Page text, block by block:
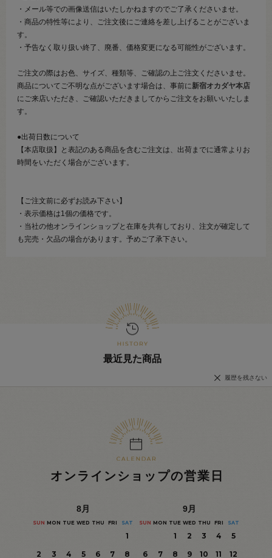
・メール等での画像送信はいたしかねますのでご了承くださいませ。
・商品の特性等により、ご注文後にご連絡を差し上げることがございま
す。
・予告なく取り扱い終了、廃番、価格変更になる可能性がございます。
ご注文の際はお色、サイズ、種類等、ご確認の上ご注文くださいませ。
商品についてご不明な点がございます場合は、事前に新宿オカダヤ本店
にご来店いただき、ご確認いただきましてからご注文をお願いいたしま
す。
●出荷日数について
【本店取扱】と表記のある商品を含むご注文は、出荷までに通常よりお
時間をいただく場合がございます。
【ご注文前に必ずお読み下さい】
・表示価格は1個の価格です。
・当社の他オンラインショップと在庫を共有しており、注文が確定して
も完売・欠品の場合があります。予めご了承下さい。
最近見た商品
履歴を残さない
オンラインショップの営業日
8月
SUN MON TUE WED THU FRI SAT
1
2
3 4 5 6 7
8
9月
SUN MON TUE WED THU FRI SAT
1 2 3 4
5
6
7 8 9 10 11
12